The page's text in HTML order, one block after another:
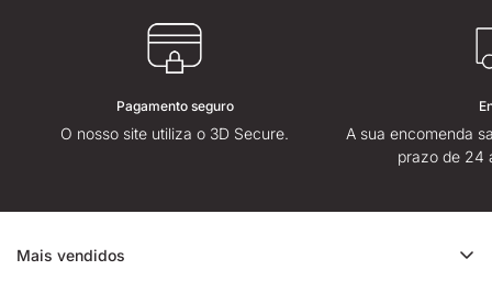
Pagamento seguro
O nosso site utiliza o 3D Secure.
A sua encomenda
prazo de 24
Mais vendidos